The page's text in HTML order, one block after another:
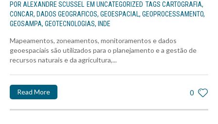
POR ALEXANDRE SCUSSEL EM UNCATEGORIZED TAGS CARTOGRAFIA,
CONCAR, DADOS GEOGRAFICOS, GEOESPACIAL, GEOPROCESSAMENTO,
GEOSAMPA, GEOTECNOLOGIAS, INDE
Mapeamentos, zoneamentos, monitoramentos e dados
geoespaciais são utilizados para o planejamento e a gestão de
recursos naturais e da agricultura,...
0
Read More